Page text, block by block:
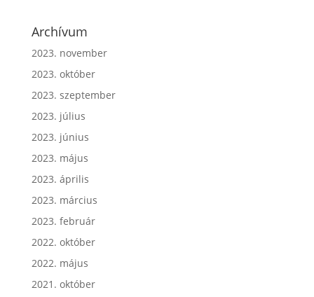
Archívum
2023. november
2023. október
2023. szeptember
2023. július
2023. június
2023. május
2023. április
2023. március
2023. február
2022. október
2022. május
2021. október